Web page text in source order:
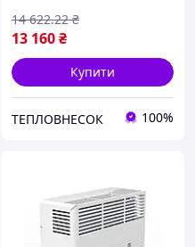
13 160₴
14 622.22 ₴
Купити
ТЕПЛОВНЕСОК 100%